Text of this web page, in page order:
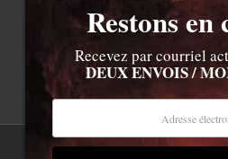
Restons en
Recevez par courriel
DEUX ENVOIS /